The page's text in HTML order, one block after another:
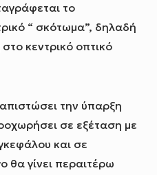
το
“ σκότωμα”, δηλαδή
κεντρικό οπτικό
την ύπαρξη
σε εξέταση με
και σε
θα γίνει περαιτέρω